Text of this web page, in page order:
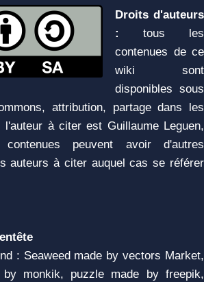
Droits d'auteurs
:
tous les
contenues de ce
wiki sont
disponibles sous
attribution, partage dans les
l'auteur à citer est Guillaume Leguen,
peuvent avoir d'autres
auteurs à citer auquel cas se référer
: Seaweed made by vectors Market,
by monkik, puzzle made by freepik,